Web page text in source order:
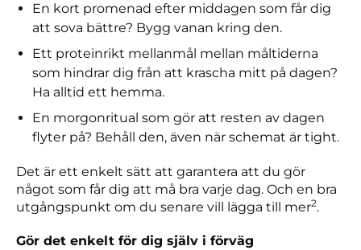
En kort promenad efter middagen som får dig
att sova bättre? Bygg vanan kring den.
Ett proteinrikt mellanmål mellan måltiderna
som hindrar dig från att krascha mitt på dagen?
Ha alltid ett hemma.
En morgonritual som gör att resten av dagen
flyter på? Behåll den, även när schemat är tight.
Det är ett enkelt sätt att garantera att du gör
något som får dig att må bra varje dag. Och en bra
utgångspunkt om du senare vill lägga till mer2.
Gör det enkelt för dig själv i förväg